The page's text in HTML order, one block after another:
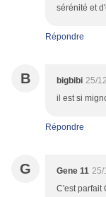
sérénité et
Répondre
B bigbibi 25/
il est si
Répondre
G Gene 11 25/
C'est parfait